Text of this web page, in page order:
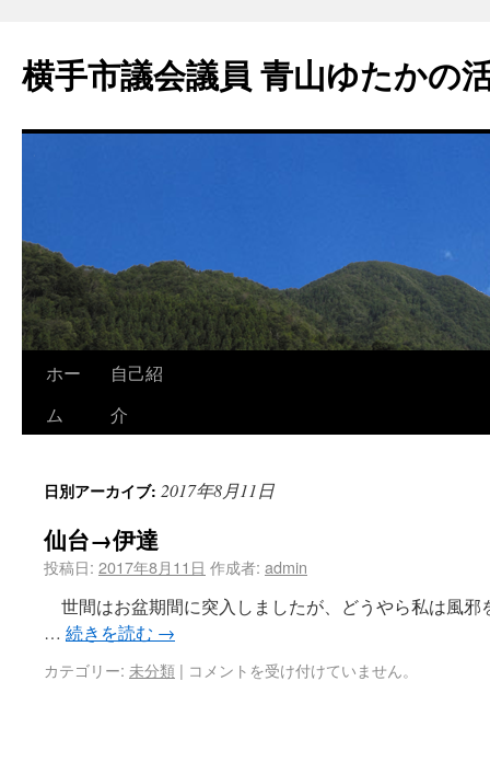
横手市議会議員 青山ゆたかの
ホー
ム
自己紹
介
日別アーカイブ: 2017年8月11日
仙台→伊達
投稿日: 2017年8月11日 作成者: admin
世間はお盆期間に突入しましたが、どうやら私は風邪
… 続きを読む →
カテゴリー: 未分類 | コメントを受け付けていません。